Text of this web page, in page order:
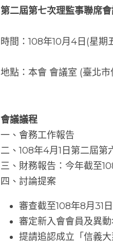
第二屆第七次理監事聯席
時間：108年10月4日(星期
地點：本會 會議室 (臺北
會議議程
一、會務工作報告
二、108年4月1日第二屆
三、財務報告：今年截至
四、討論提案
審查截至108年8月31
審定新入會會員及異
提請追認成立「信義大